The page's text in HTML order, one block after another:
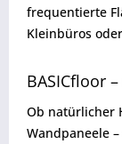
frequentierte
Kleinbüros
BASICfloor
Ob natürlicher
Wandpaneele